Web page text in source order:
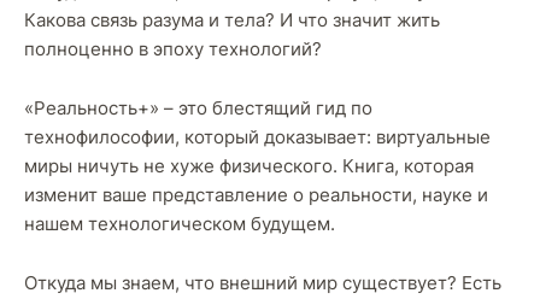
Какова связь разума и тела? И что значит жить
полноценно в эпоху технологий?
«Реальность+» – это блестящий гид по
технофилософии, который доказывает: виртуальные
миры ничуть не хуже физического. Книга, которая
изменит ваше представление о реальности, науке и
нашем технологическом будущем.
Откуда мы знаем, что внешний мир существует? Есть